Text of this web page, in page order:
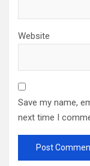
Website
Save my name,
next time I